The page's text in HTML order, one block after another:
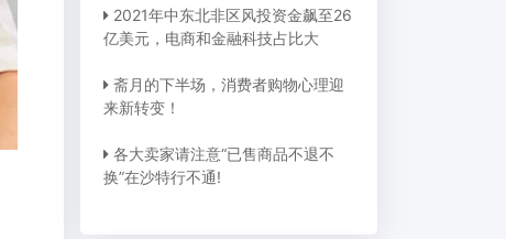
2021年中东北非区风投资金飙至26
亿美元，电商和金融科技占比大
斋月的下半场，消费者购物心理迎
来新转变！
各大卖家请注意“已售商品不退不
换”在沙特行不通!